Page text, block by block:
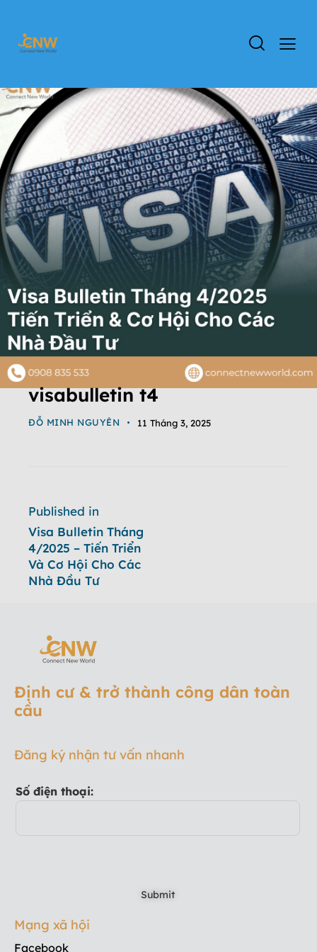
visabulletin t4
ĐỖ MINH NGUYÊN 11 Tháng 3, 2025
Published in
Visa Bulletin Tháng
4/2025 – Tiến Triển
Và Cơ Hội Cho Các
Nhà Đầu Tư
Định cư & trở thành công dân toàn
cầu
Đăng ký nhận tư vấn nhanh
Số điện thoại:
Mạng xã hội
Facebook